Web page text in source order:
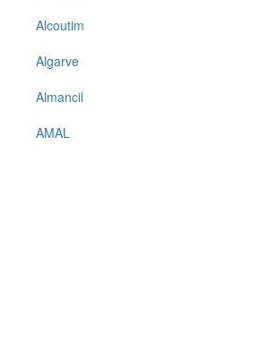
Alcoutim
Algarve
Almancil
AMAL